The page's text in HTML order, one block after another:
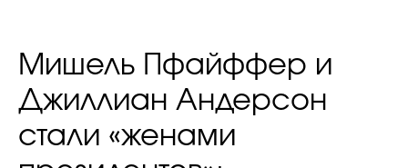
Мишель Пфайффер и
Джиллиан Андерсон
стали «женами